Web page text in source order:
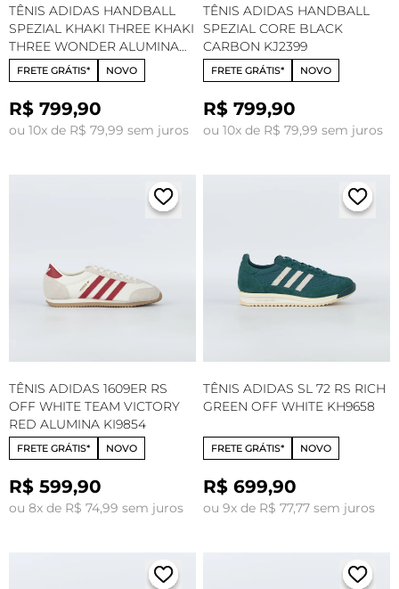
TÊNIS ADIDAS HANDBALL
SPEZIAL KHAKI THREE KHAKI
THREE WONDER ALUMINA
KJ2401
FRETE GRÁTIS* NOVO
R$ 799,90
ou 10x de R$ 79,99 sem juros
TÊNIS ADIDAS HANDBALL
SPEZIAL CORE BLACK
CARBON KJ2399
FRETE GRÁTIS* NOVO
R$ 799,90
ou 10x de R$ 79,99 sem juros
TÊNIS ADIDAS 1609ER RS
OFF WHITE TEAM VICTORY
RED ALUMINA KI9854
FRETE GRÁTIS* NOVO
R$ 599,90
ou 8x de R$ 74,99 sem juros
TÊNIS ADIDAS SL 72 RS RICH
GREEN OFF WHITE KH9658
FRETE GRÁTIS* NOVO
R$ 699,90
ou 9x de R$ 77,77 sem juros